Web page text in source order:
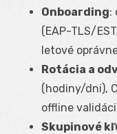
Onboarding:
(EAP-TLS/
letové
Rotácia a
(hodiny/dni),
offline
Skupinové